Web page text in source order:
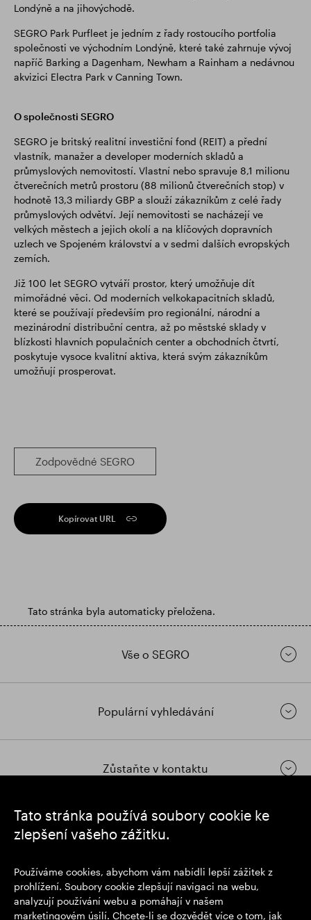
Tato stránka používá soubory cookie ke
zlepšení vašeho zážitku.
Používáme cookies, abychom vám nabídli lepší zážitek z
prohlížení. Soubory cookie zlepšují navigaci na webu,
analyzují používání webu a pomáhají v našem
marketingovém úsilí. Chcete-li se dozvědět více o tom, jak
Londýně a na jihovýchodě.
SEGRO Park Purfleet je jedním z řady rostoucího portfolia
společnosti ve východním Londýně, které také zahrnuje vývoj
napříč Barking a Dagenham, Newham a Rainham a nedávnou
akvizici Electra Park v Canning Town.
O společnosti SEGRO
SEGRO je britský realitní investiční fond (REIT) a přední
vlastník, manažer a developer moderních skladů a
průmyslových nemovitostí. Vlastní nebo spravuje 8,1 milionu
čtverečních metrů prostoru (88 milionů čtverečních stop) v
hodnotě 13,3 miliardy GBP a slouží zákazníkům z celé řady
průmyslových odvětví. Její nemovitosti se nacházejí ve
velkých městech a jejich okolí a na klíčových dopravních
uzlech ve Spojeném království a v sedmi dalších evropských
zemích.
Již 100 let SEGRO vytváří prostor, který umožňuje dít
mimořádné věci. Od moderních velkokapacitních skladů,
které se používají především pro regionální, národní a
mezinárodní distribuční centra, až po městské sklady v
blízkosti hlavních populačních center a obchodních čtvrtí,
poskytuje vysoce kvalitní aktiva, která svým zákazníkům
umožňují prosperovat.
Zodpovědné SEGRO
Kopírovat URL
Tato stránka byla automaticky přeložena.
Vše o SEGRO
Populární vyhledávání
Zůstaňte v kontaktu
https://www.linkedin.com/
https://www.youtube.com/
https://twitter.com/
Sídlo: 1 New Burlington Place, Londýn W1S 2HR
Registrační číslo Spojeného království 167591
Místo registrace: Anglie a Wales